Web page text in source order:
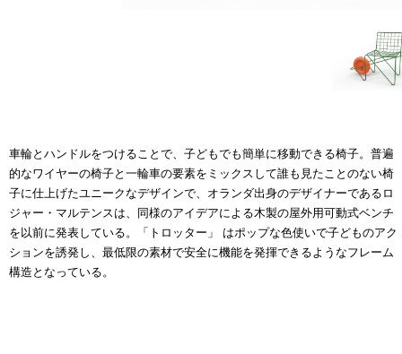
車輪とハンドルをつけることで、子どもでも簡単に移動できる椅子。普遍
的なワイヤーの椅子と一輪車の要素をミックスして誰も見たことのない椅
子に仕上げたユニークなデザインで、オランダ出身のデザイナーであるロ
ジャー・マルテンスは、同様のアイデアによる木製の屋外用可動式ベンチ
を以前に発表している。「トロッター」 はポップな色使いで子どものアク
ションを誘発し、最低限の素材で安全に機能を発揮できるようなフレーム
構造となっている。